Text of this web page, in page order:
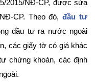
2015/NĐ-CP, được sửa
CP. Theo đó,đầu tư
đầu tư ra nước ngoài
các giấy tờ có giá khác
chứng khoán, các định